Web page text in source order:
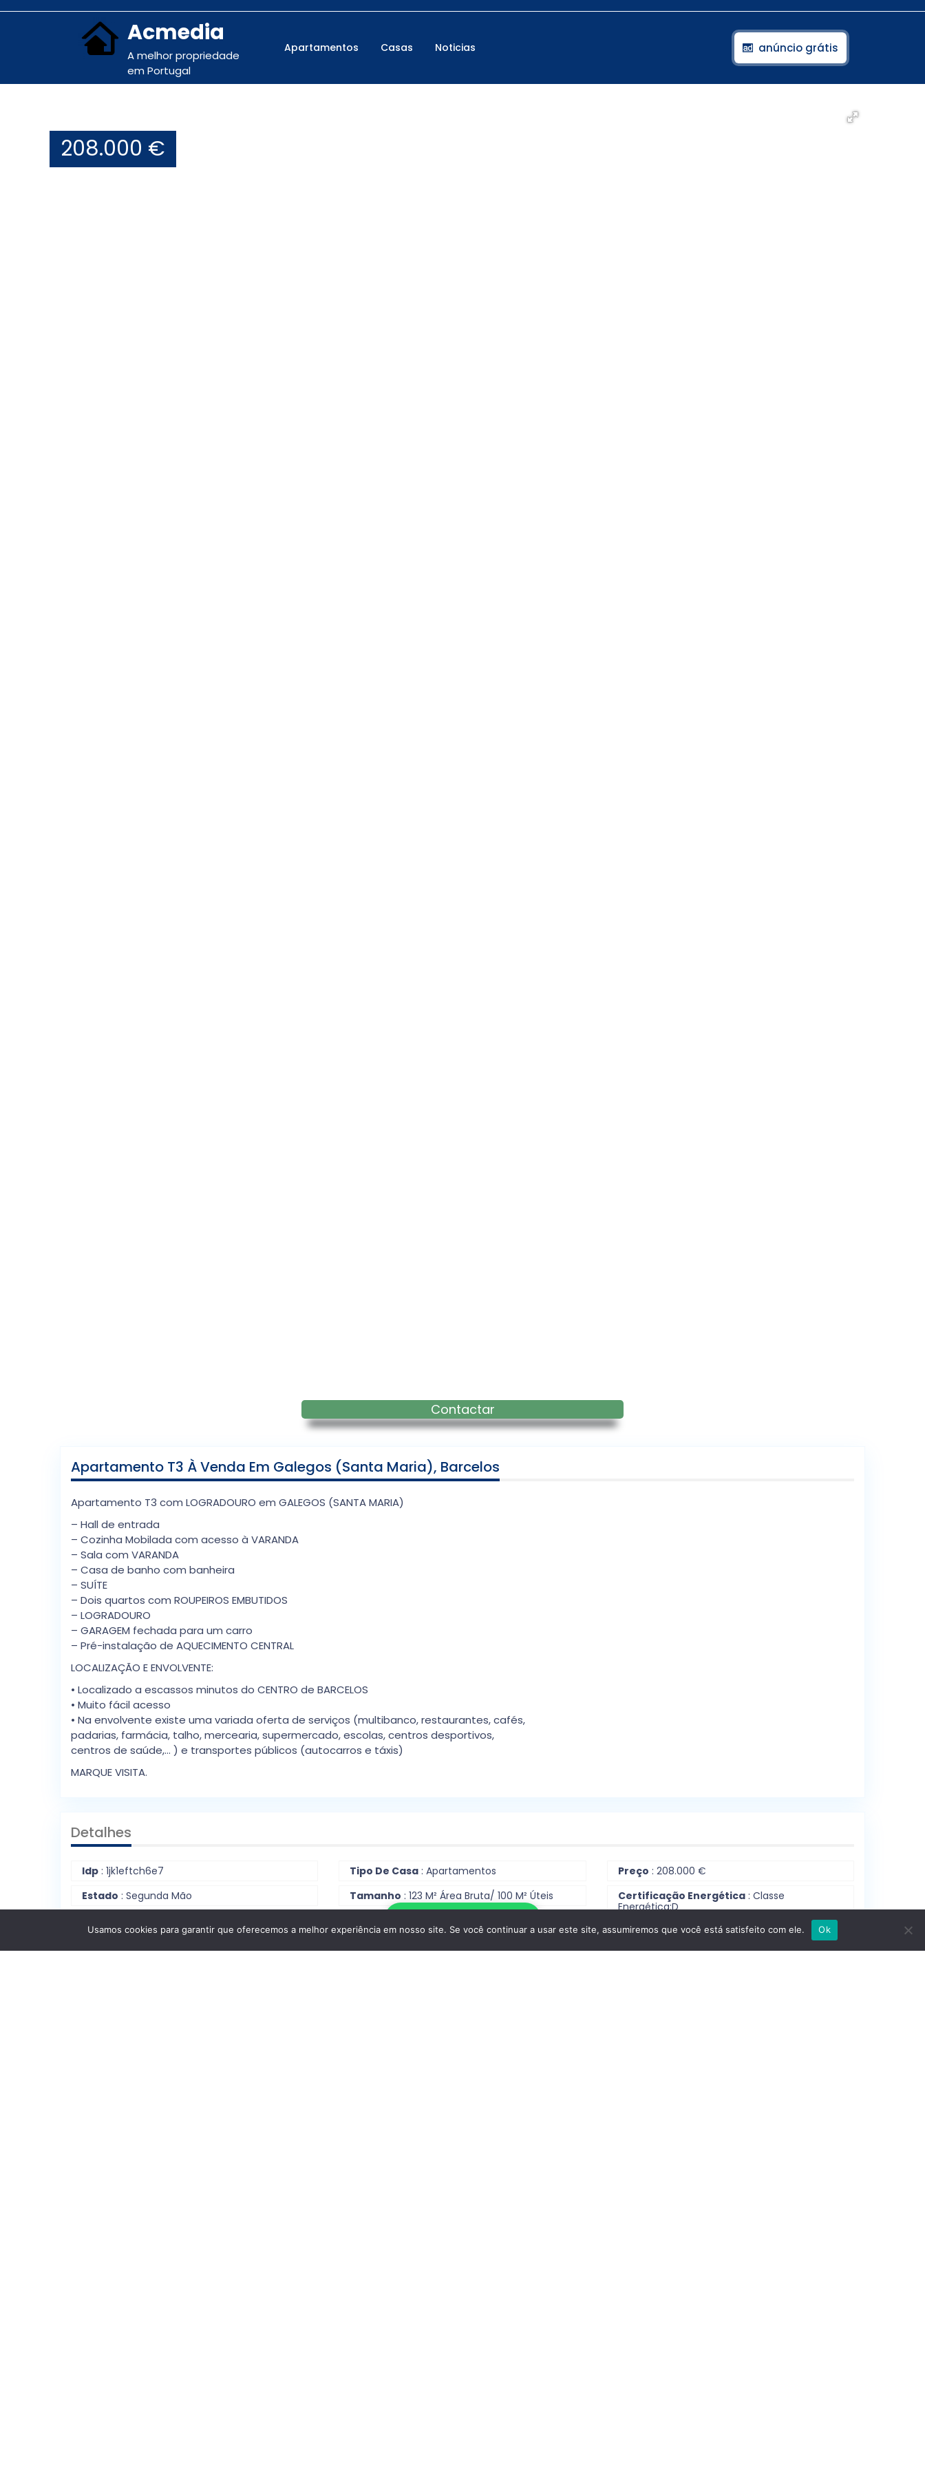
Acmedia
A melhor propriedade
em Portugal
Apartamentos Casas Noticias anúncio grátis
208.000 €
Contactar
Apartamento T3 À Venda Em Galegos (Santa Maria), Barcelos
Apartamento T3 com LOGRADOURO em GALEGOS (SANTA MARIA)
– Hall de entrada
– Cozinha Mobilada com acesso à VARANDA
– Sala com VARANDA
– Casa de banho com banheira
– SUÍTE
– Dois quartos com ROUPEIROS EMBUTIDOS
– LOGRADOURO
– GARAGEM fechada para um carro
– Pré-instalação de AQUECIMENTO CENTRAL
LOCALIZAÇÃO E ENVOLVENTE:
• Localizado a escassos minutos do CENTRO de BARCELOS
• Muito fácil acesso
• Na envolvente existe uma variada oferta de serviços (multibanco, restaurantes, cafés,
padarias, farmácia, talho, mercearia, supermercado, escolas, centros desportivos,
centros de saúde,… ) e transportes públicos (autocarros e táxis)
MARQUE VISITA.
Detalhes
Idp : 1jk1eftch6e7 Tipo De Casa : Apartamentos Preço : 208.000 €
Estado : Segunda Mão Tamanho : 123 M² Área Bruta/ 100 M² Úteis Certificação Energética: Classe
Energética:D
Localização: Galegos (Santa Maria);
Distrito: Barcelos Cidade: Barcelos, Braga
Usamos cookies para garantir que oferecemos a melhor experiência em nosso site. Se você continuar a usar este site, assumiremos que você está satisfeito com ele. Ok